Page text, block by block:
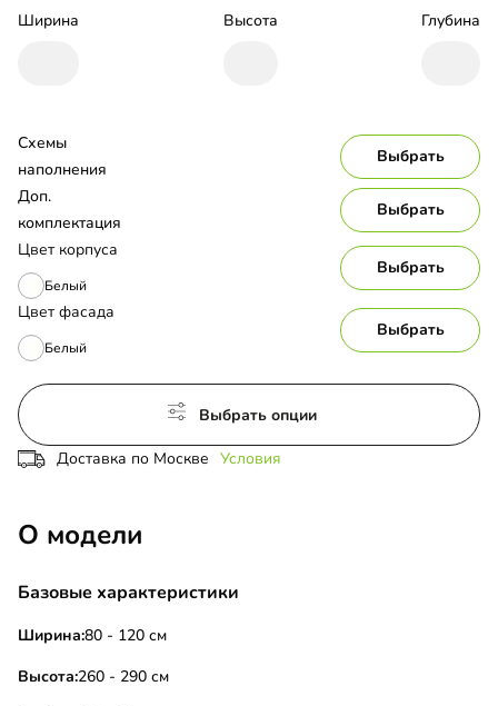
Ширина Высота Глубина
Цвет корпуса
Белый
Выбрать
Цвет фасада
Белый
Выбрать
Схемы
наполнения
Выбрать
Доп.
комплектация
Выбрать
Выбрать опции
Доставка по Москве Условия
О модели
Базовые характеристики
Ширина:80 - 120 см
Высота:260 - 290 см